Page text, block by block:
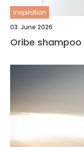
inspiration
03. June 2026